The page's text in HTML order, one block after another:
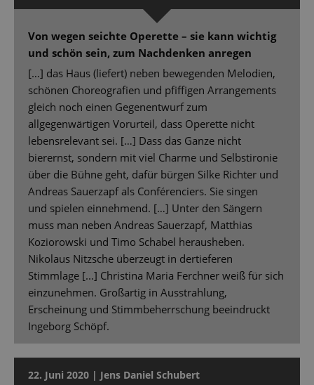
Von wegen seichte Operette – sie kann wichtig
und schön sein, zum Nachdenken anregen
[…] das Haus (liefert) neben bewegenden Melodien,
schönen Choreografien und pfiffigen Arrangements
gleich noch einen Gegenentwurf zum
allgegenwärtigen Vorurteil, dass Operette nicht
lebensrelevant sei. […] Dass das Ganze nicht
bierernst, sondern mit viel Charme und Selbstironie
über die Bühne geht, dafür bürgen Silke Richter und
Andreas Sauerzapf als Conférenciers. Sie singen
und spielen einnehmend. […] Unter den Sängern
muss man neben Andreas Sauerzapf, Matthias
Koziorowski und Timo Schabel herausheben.
Nikolaus Nitzsche überzeugt in dertieferen
Stimmlage [...] Christina Maria Ferchner weiß für sich
einzunehmen. Großartig in Ausstrahlung,
Erscheinung und Stimmbeherrschung beeindruckt
Ingeborg Schöpf.
22. Juni 2020 | Jens Daniel Schubert